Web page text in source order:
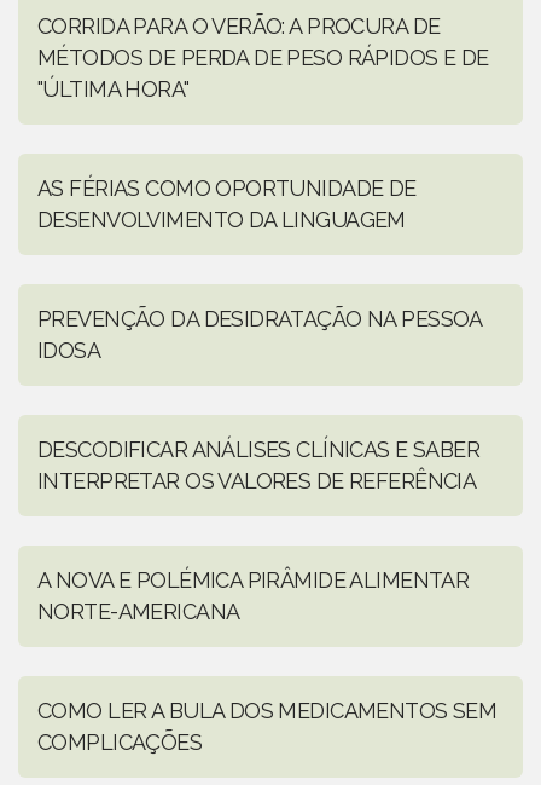
CORRIDA PARA O VERÃO: A PROCURA DE
MÉTODOS DE PERDA DE PESO RÁPIDOS E DE
"ÚLTIMA HORA"
AS FÉRIAS COMO OPORTUNIDADE DE
DESENVOLVIMENTO DA LINGUAGEM
PREVENÇÃO DA DESIDRATAÇÃO NA PESSOA
IDOSA
DESCODIFICAR ANÁLISES CLÍNICAS E SABER
INTERPRETAR OS VALORES DE REFERÊNCIA
A NOVA E POLÉMICA PIRÂMIDE ALIMENTAR
NORTE-AMERICANA
COMO LER A BULA DOS MEDICAMENTOS SEM
COMPLICAÇÕES